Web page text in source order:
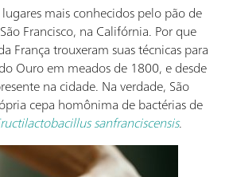
mais conhecidos pelo pão de
Francisco, na Califórnia. Por que
França trouxeram suas técnicas para
Ouro em meados de 1800, e desde
na cidade. Na verdade, São
cepa homônima de bactérias de
sanfranciscensis.